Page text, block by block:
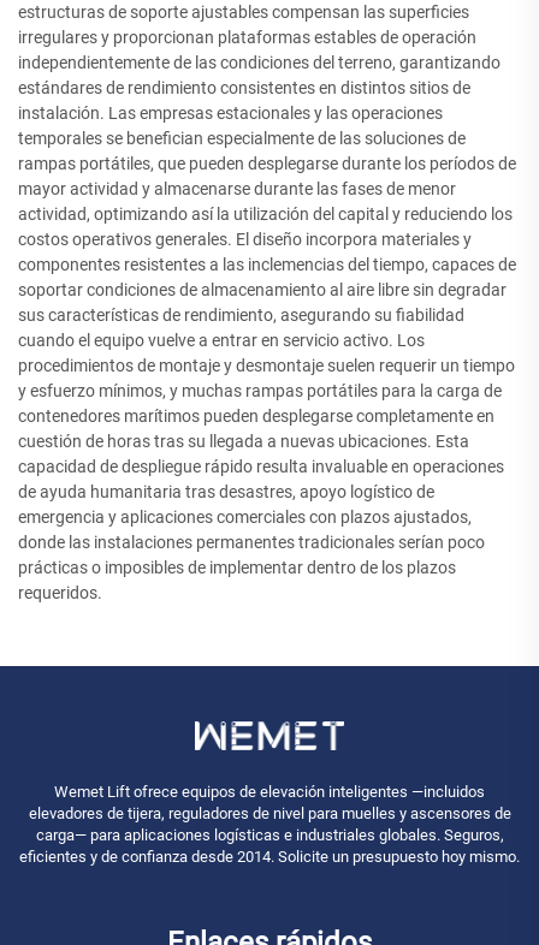
estructuras de soporte ajustables compensan las superficies
irregulares y proporcionan plataformas estables de operación
independientemente de las condiciones del terreno, garantizando
estándares de rendimiento consistentes en distintos sitios de
instalación. Las empresas estacionales y las operaciones
temporales se benefician especialmente de las soluciones de
rampas portátiles, que pueden desplegarse durante los períodos de
mayor actividad y almacenarse durante las fases de menor
actividad, optimizando así la utilización del capital y reduciendo los
costos operativos generales. El diseño incorpora materiales y
componentes resistentes a las inclemencias del tiempo, capaces de
soportar condiciones de almacenamiento al aire libre sin degradar
sus características de rendimiento, asegurando su fiabilidad
cuando el equipo vuelve a entrar en servicio activo. Los
procedimientos de montaje y desmontaje suelen requerir un tiempo
y esfuerzo mínimos, y muchas rampas portátiles para la carga de
contenedores marítimos pueden desplegarse completamente en
cuestión de horas tras su llegada a nuevas ubicaciones. Esta
capacidad de despliegue rápido resulta invaluable en operaciones
de ayuda humanitaria tras desastres, apoyo logístico de
emergencia y aplicaciones comerciales con plazos ajustados,
donde las instalaciones permanentes tradicionales serían poco
prácticas o imposibles de implementar dentro de los plazos
requeridos.
Wemet Lift ofrece equipos de elevación inteligentes —incluidos
elevadores de tijera, reguladores de nivel para muelles y ascensores de
carga— para aplicaciones logísticas e industriales globales. Seguros,
eficientes y de confianza desde 2014. Solicite un presupuesto hoy mismo.